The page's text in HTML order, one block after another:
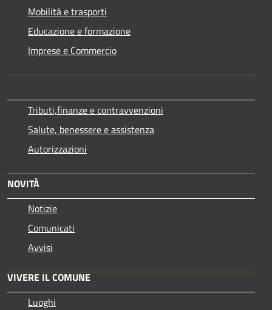
Mobilità e trasporti
Educazione e formazione
Imprese e Commercio
Tributi,finanze e contravvenzioni
Salute, benessere e assistenza
Autorizzazioni
NOVITÀ
Notizie
Comunicati
Avvisi
VIVERE IL COMUNE
Luoghi